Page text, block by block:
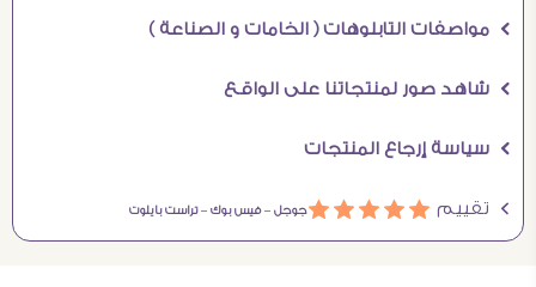
Ö مواصفات التابلوهات ( الخامات و الصناعة )
Ö شاهد صور لمنتجاتنا على الواقع
Ö سياسة إرجاع المنتجات
Ö تقييم áááááجوجل –فيس بوك –تراست بايلوت